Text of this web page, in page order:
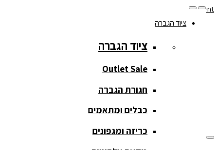
Skip to content
077-208-0290
מעקב הזמנות
ציוד הגברה
ציוד הגברה
Outlet Sale
חגורת הגברה
כבלים ומתאמים
כריזה ומגפונים